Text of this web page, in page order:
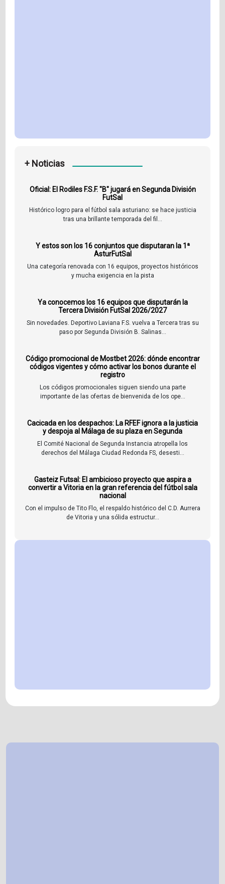
+ Noticias
Oficial: El Rodiles F.S.F. "B" jugará en Segunda División
FutSal
Histórico logro para el fútbol sala asturiano: se hace justicia
tras una brillante temporada del fil...
Y estos son los 16 conjuntos que disputaran la 1ª
AsturFutSal
Una categoría renovada con 16 equipos, proyectos históricos
y mucha exigencia en la pista
Ya conocemos los 16 equipos que disputarán la
Tercera División FutSal 2026/2027
Sin novedades. Deportivo Laviana F.S. vuelva a Tercera tras su
paso por Segunda División B. Salinas...
Código promocional de Mostbet 2026: dónde encontrar
códigos vigentes y cómo activar los bonos durante el
registro
Los códigos promocionales siguen siendo una parte
importante de las ofertas de bienvenida de los ope...
Cacicada en los despachos: La RFEF ignora a la justicia
y despoja al Málaga de su plaza en Segunda
El Comité Nacional de Segunda Instancia atropella los
derechos del Málaga Ciudad Redonda FS, desesti...
Gasteiz Futsal: El ambicioso proyecto que aspira a
convertir a Vitoria en la gran referencia del fútbol sala
nacional
Con el impulso de Tito Flo, el respaldo histórico del C.D. Aurrera
de Vitoria y una sólida estructur...